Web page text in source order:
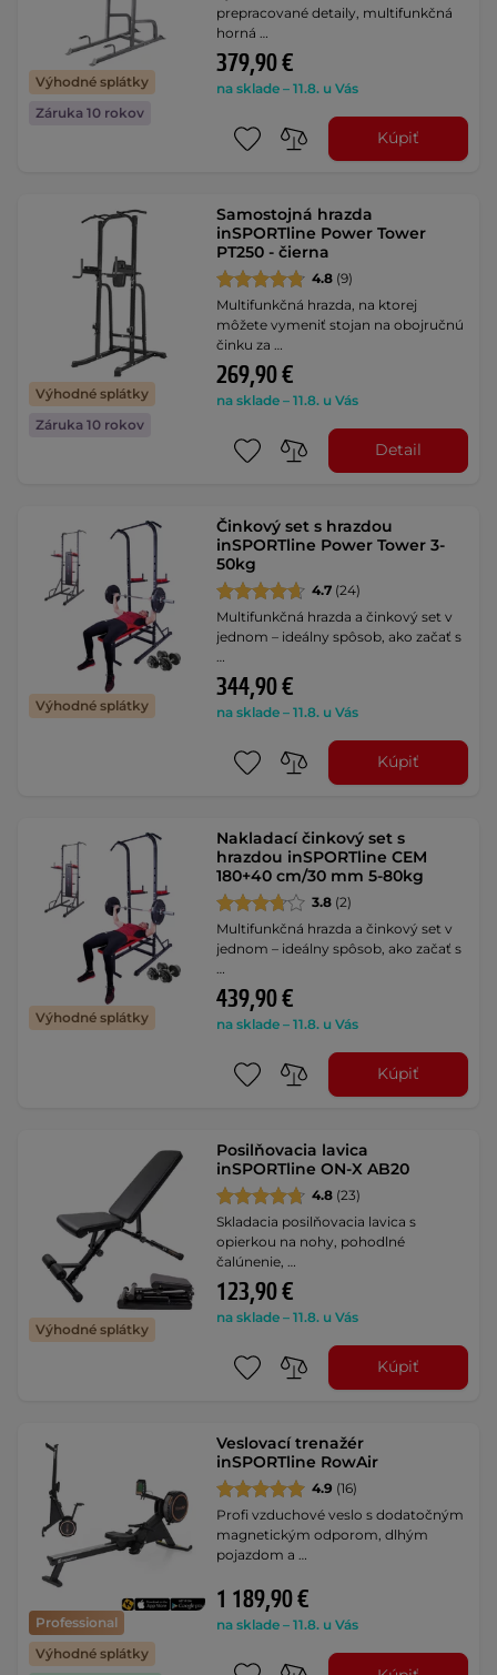
Výhodné splátky
Záruka 10 rokov
prepracované detaily, multifunkčná
horná …
379,90 €
na sklade – 11.8. u Vás
Kúpiť
Výhodné splátky
Záruka 10 rokov
Samostojná hrazda
inSPORTline Power Tower
PT250 - čierna
4.8 (9)
Multifunkčná hrazda, na ktorej
môžete vymeniť stojan na obojručnú
činku za …
269,90 €
na sklade – 11.8. u Vás
Detail
Výhodné splátky
Činkový set s hrazdou
inSPORTline Power Tower 3-
50kg
4.7 (24)
Multifunkčná hrazda a činkový set v
jednom – ideálny spôsob, ako začať s
344,90 €
na sklade – 11.8. u Vás
Kúpiť
Výhodné splátky
Nakladací činkový set s
hrazdou inSPORTline CEM
180+40 cm/30 mm 5-80kg
3.8 (2)
Multifunkčná hrazda a činkový set v
jednom – ideálny spôsob, ako začať s
439,90 €
na sklade – 11.8. u Vás
Kúpiť
Výhodné splátky
Posilňovacia lavica
inSPORTline ON-X AB20
4.8 (23)
Skladacia posilňovacia lavica s
opierkou na nohy, pohodlné
čalúnenie, …
123,90 €
na sklade – 11.8. u Vás
Kúpiť
Professional
Výhodné splátky
Veslovací trenažér
inSPORTline RowAir
4.9 (16)
Profi vzduchové veslo s dodatočným
magnetickým odporom, dlhým
pojazdom a …
1 189,90 €
na sklade – 11.8. u Vás